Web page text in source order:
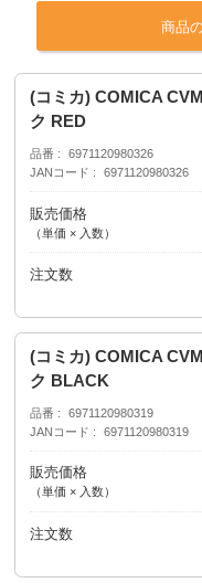
商品
(コミカ) COMICA
ク RED
品番
6971120980326
JANコード
6971120980326
販売価格
（単価 × 入数）
注文数
(コミカ) COMICA
ク BLACK
品番
6971120980319
JANコード
6971120980319
販売価格
（単価 × 入数）
注文数